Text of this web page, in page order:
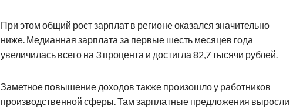
При этом общий рост зарплат в регионе оказался значительно
ниже. Медианная зарплата за первые шесть месяцев года
увеличилась всего на 3 процента и достигла 82,7 тысячи рублей.
Заметное повышение доходов также произошло у работников
производственной сферы. Там зарплатные предложения выросли